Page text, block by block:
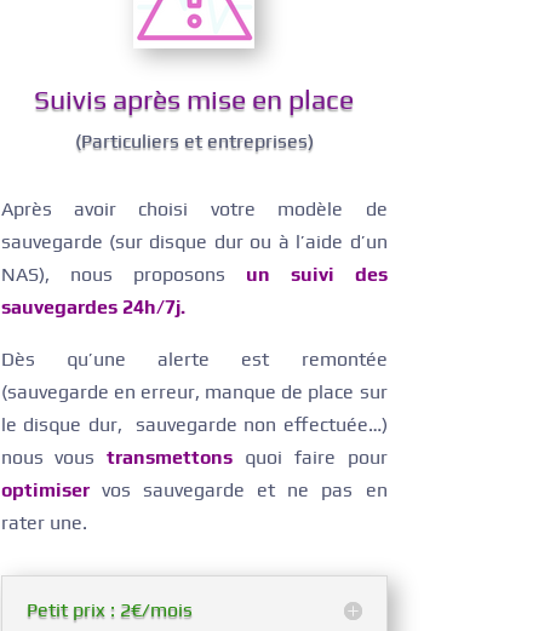
Suivis après mise en place
(Particuliers et entreprises)
Après avoir choisi votre modèle de
sauvegarde (sur disque dur ou à l’aide d’un
NAS), nous proposons un suivi des
sauvegardes 24h/7j.
Dès qu’une alerte est remontée
(sauvegarde en erreur, manque de place sur
le disque dur, sauvegarde non effectuée…)
nous voustransmettons quoi faire pour
optimiser vos sauvegarde et ne pas en
rater une.
Petit prix : 2€/mois